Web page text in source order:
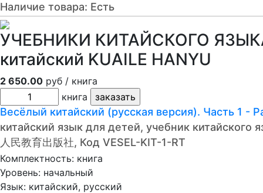
Наличие товара: Есть
УЧЕБНИКИ КИТАЙСКОГО
китайский KUAILE HANYU
2 650.00 руб / книга
книга
Весёлый китайский (русская версия). Часть 1 -
китайский язык для детей, учебник китайского
人民教育出版社, Код VESEL-KIT-1-RT
Комплектность: книга
Уровень: начальный
Язык: китайский, русский